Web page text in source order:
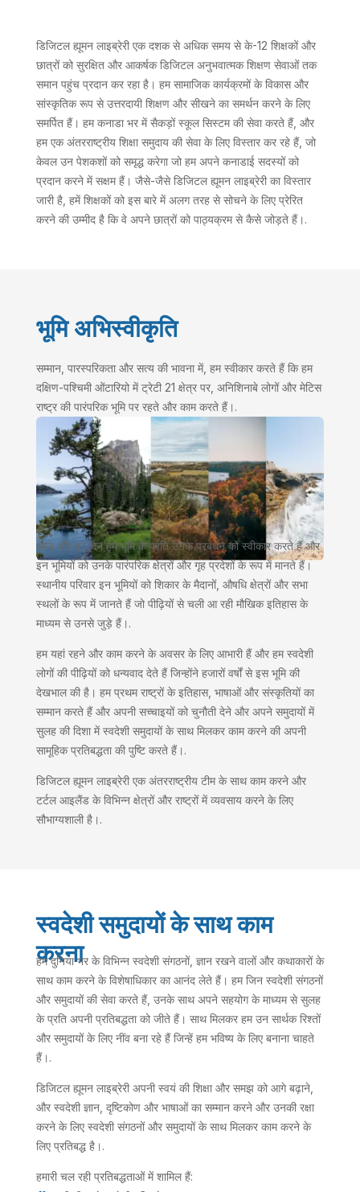
डिजिटल ह्यूमन लाइब्रेरी एक दशक से अधिक समय से के-12 शिक्षकों और
छात्रों को सुरक्षित और आकर्षक डिजिटल अनुभवात्मक शिक्षण सेवाओं तक
समान पहुंच प्रदान कर रहा है। हम सामाजिक कार्यक्रमों के विकास और
सांस्कृतिक रूप से उत्तरदायी शिक्षण और सीखने का समर्थन करने के लिए
समर्पित हैं। हम कनाडा भर में सैकड़ों स्कूल सिस्टम की सेवा करते हैं, और
हम एक अंतरराष्ट्रीय शिक्षा समुदाय की सेवा के लिए विस्तार कर रहे हैं, जो
केवल उन पेशकशों को समृद्ध करेगा जो हम अपने कनाडाई सदस्यों को
प्रदान करने में सक्षम हैं। जैसे-जैसे डिजिटल ह्यूमन लाइब्रेरी का विस्तार
जारी है, हमें शिक्षकों को इस बारे में अलग तरह से सोचने के लिए प्रेरित
करने की उम्मीद है कि वे अपने छात्रों को पाठ्यक्रम से कैसे जोड़ते हैं।.
भूमि अभिस्वीकृति
सम्मान, पारस्परिकता और सत्य की भावना में, हम स्वीकार करते हैं कि हम
दक्षिण-पश्चिमी ओंटारियो में ट्रेटी 21 क्षेत्र पर, अनिशिनाबे लोगों और मेटिस
राष्ट्र की पारंपरिक भूमि पर रहते और काम करते हैं।.
आज और हर दिन हम भूमि के प्रति उनके प्रबंधन को स्वीकार करते हैं और
इन भूमियों को उनके पारंपरिक क्षेत्रों और गृह प्रदेशों के रूप में मानते हैं।
स्थानीय परिवार इन भूमियों को शिकार के मैदानों, औषधि क्षेत्रों और सभा
स्थलों के रूप में जानते हैं जो पीढ़ियों से चली आ रही मौखिक इतिहास के
माध्यम से उनसे जुड़े हैं।.
हम यहां रहने और काम करने के अवसर के लिए आभारी हैं और हम स्वदेशी
लोगों की पीढ़ियों को धन्यवाद देते हैं जिन्होंने हजारों वर्षों से इस भूमि की
देखभाल की है। हम प्रथम राष्ट्रों के इतिहास, भाषाओं और संस्कृतियों का
सम्मान करते हैं और अपनी सच्चाइयों को चुनौती देने और अपने समुदायों में
सुलह की दिशा में स्वदेशी समुदायों के साथ मिलकर काम करने की अपनी
सामूहिक प्रतिबद्धता की पुष्टि करते हैं।.
डिजिटल ह्यूमन लाइब्रेरी एक अंतरराष्ट्रीय टीम के साथ काम करने और
टर्टल आइलैंड के विभिन्न क्षेत्रों और राष्ट्रों में व्यवसाय करने के लिए
सौभाग्यशाली है।.
स्वदेशी समुदायों के साथ काम
करना
हम दुनिया भर के विभिन्न स्वदेशी संगठनों, ज्ञान रखने वालों और कथाकारों के
साथ काम करने के विशेषाधिकार का आनंद लेते हैं। हम जिन स्वदेशी संगठनों
और समुदायों की सेवा करते हैं, उनके साथ अपने सहयोग के माध्यम से सुलह
के प्रति अपनी प्रतिबद्धता को जीते हैं। साथ मिलकर हम उन सार्थक रिश्तों
और समुदायों के लिए नींव बना रहे हैं जिन्हें हम भविष्य के लिए बनाना चाहते
हैं।.
डिजिटल ह्यूमन लाइब्रेरी अपनी स्वयं की शिक्षा और समझ को आगे बढ़ाने,
और स्वदेशी ज्ञान, दृष्टिकोण और भाषाओं का सम्मान करने और उनकी रक्षा
करने के लिए स्वदेशी संगठनों और समुदायों के साथ मिलकर काम करने के
लिए प्रतिबद्ध है।.
हमारी चल रही प्रतिबद्धताओं में शामिल हैं: